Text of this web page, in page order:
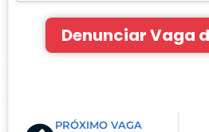
Denunciar Vaga
Prev
PRÓXIMO VAGA